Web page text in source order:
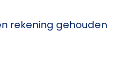
rekening gehouden